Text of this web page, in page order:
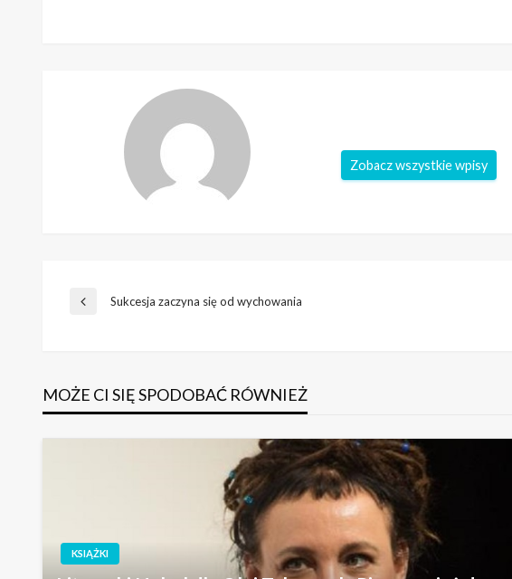
Zobacz wszystkie wpisy
Nawigacja
Poprzedni
Sukcesja zaczyna się od wychowania
MOŻE CI SIĘ SPODOBAĆ RÓWNIEŻ
KSIĄŻKI